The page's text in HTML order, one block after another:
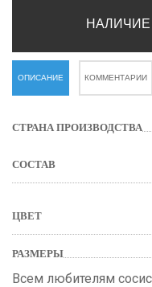
ОПИСАНИЕ КОММЕНТАРИИ
СТРАНА ПРОИЗВОДСТВА
СОСТАВ
ЦВЕТ
РАЗМЕРЫ
Всем любителям